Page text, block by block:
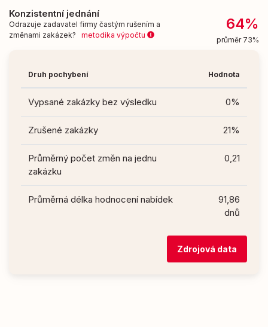
Konzistentní jednání
Odrazuje zadavatel firmy častým rušením a
změnami zakázek? metodika výpočtu
64%
průměr 73%
Druh pochybení Hodnota
Vypsané zakázky bez výsledku 0%
Zrušené zakázky 21%
Průměrný počet změn na jednu
zakázku
0,21
Průměrná délka hodnocení nabídek
91,86
dnů
Zdrojová data